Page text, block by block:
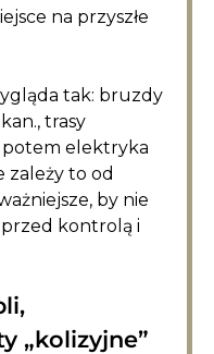
na przyszłe
tak: bruzdy
trasy
potem elektryka
zależy to od
by nie
przed kontrolą i
„kolizyjne”